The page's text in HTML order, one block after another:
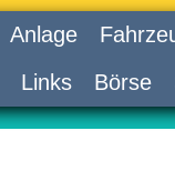
Anlage
Links Börse